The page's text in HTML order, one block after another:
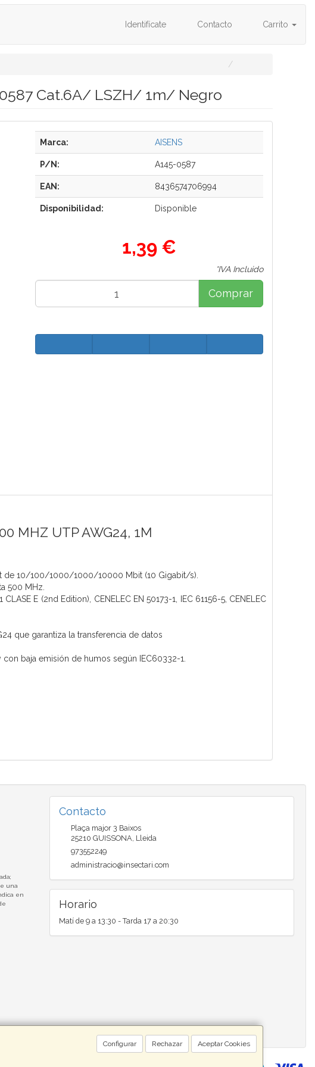
Identifícate Contacto Carrito
0587 Cat.6A/ LSZH/ 1m/ Negro
Marca: AISENS
P/N: A145-0587
EAN: 8436574706994
Disponibilidad: Disponible
1,39 €
*IVA Incluido
Comprar
MHZ UTP AWG24, 1M
de 10/100/1000/1000/10000 Mbit (10 Gigabit/s).
500 MHz.
E (2nd Edition), CENELEC EN 50173-1, IEC 61156-5, CENELEC
que garantiza la transferencia de datos
baja emisión de humos según IEC60332-1.
Configurar Rechazar Aceptar Cookies
una
en
Contacto
Plaça major 3 Baixos
25210 GUISSONA, Lleida
973552249
administracio@insectari.com
Horario
Matí de 9 a 13:30 - Tarda 17 a 20:30